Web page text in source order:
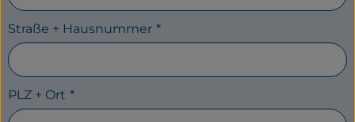
Straße + Hausnummer *
PLZ + Ort *